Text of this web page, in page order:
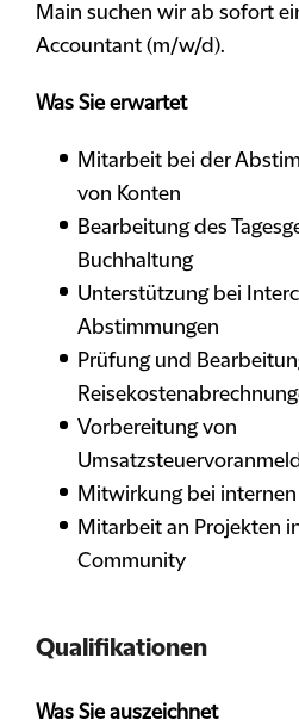
Main suchen wir ab sofort
Accountant (m/w/d).
Was Sie erwartet
Mitarbeit bei der
von Konten
Bearbeitung des
Buchhaltung
Unterstützung bei
Abstimmungen
Prüfung und
Vorbereitung von
Mitwirkung bei
Mitarbeit an Projekten
Community
Qualifikationen
Was Sie auszeichnet